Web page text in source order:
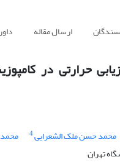
ارسال مقاله
حرارتی در
محمد حسن ملک الشعرایی4
تهران